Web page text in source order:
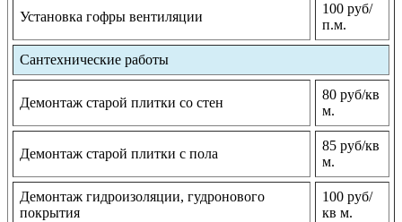
Установка гофры вентиляции
100 руб/
п.м.
Сантехнические работы
Демонтаж старой плитки со стен
80 руб/кв
м.
Демонтаж старой плитки с пола
85 руб/кв
м.
Демонтаж гидроизоляции, гудронового
покрытия
100 руб/
кв м.